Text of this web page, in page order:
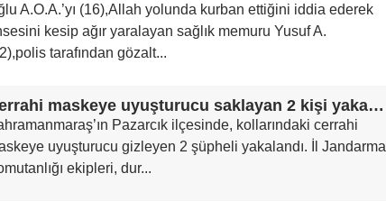
A.O.A.’yı (16),Allah yolunda kurban ettiğini iddia ederek
kesip ağır yaralayan sağlık memuru Yusuf A.
tarafından gözalt...
Cerrahi maskeye uyuşturucu saklayan 2 kişi yakalandı
Pazarcık ilçesinde, kollarındaki cerrahi
uyuşturucu gizleyen 2 şüpheli yakalandı. İl Jandarma
ekipleri, dur...